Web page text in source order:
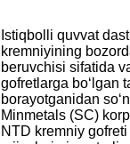
Istiqbolli quvvat
kremniyining
beruvchisi sifatida
gofretlarga boʻlgan
borayotganidan
Minmetals (SC)
NTD kremniy